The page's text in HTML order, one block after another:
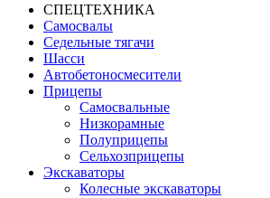
СПЕЦТЕХНИКА
Самосвалы
Седельные тягачи
Шасси
Автобетоно­смесители
Прицепы
Самосвальные
Низкорамные
Полуприцепы
Сельхозприцепы
Экскаваторы
Колесные экскаваторы